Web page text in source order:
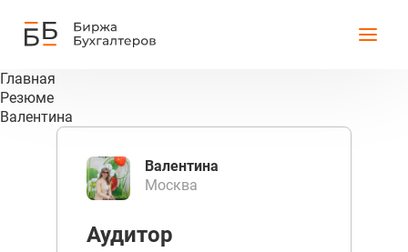
Главная
Резюме
Валентина
Валентина
Москва
Аудитор